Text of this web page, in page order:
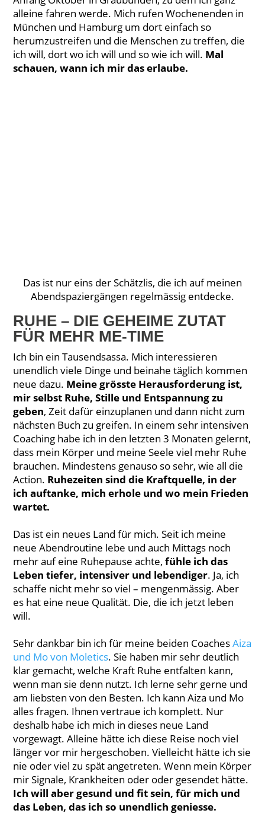
alleine fahren werde. Mich rufen Wochenenden in
München und Hamburg um dort einfach so
herumzustreifen und die Menschen zu treffen, die
ich will, dort wo ich will und so wie ich will. Mal
schauen, wann ich mir das erlaube.
Das ist nur eins der Schätzlis, die ich auf meinen
Abendspaziergängen regelmässig entdecke.
RUHE – DIE GEHEIME ZUTAT
FÜR MEHR ME-TIME
Ich bin ein Tausendsassa. Mich interessieren
unendlich viele Dinge und beinahe täglich kommen
neue dazu. Meine grösste Herausforderung ist,
mir selbst Ruhe, Stille und Entspannung zu
geben, Zeit dafür einzuplanen und dann nicht zum
nächsten Buch zu greifen. In einem sehr intensiven
Coaching habe ich in den letzten 3 Monaten gelernt,
dass mein Körper und meine Seele viel mehr Ruhe
brauchen. Mindestens genauso so sehr, wie all die
Action. Ruhezeiten sind die Kraftquelle, in der
ich auftanke, mich erhole und wo mein Frieden
wartet.
Das ist ein neues Land für mich. Seit ich meine
neue Abendroutine lebe und auch Mittags noch
mehr auf eine Ruhepause achte,fühle ich das
Leben tiefer, intensiver und lebendiger. Ja, ich
schaffe nicht mehr so viel – mengenmässig. Aber
es hat eine neue Qualität. Die, die ich jetzt leben
will.
Sehr dankbar bin ich für meine beiden CoachesAiza
und Mo von Moletics. Sie haben mir sehr deutlich
klar gemacht, welche Kraft Ruhe entfalten kann,
wenn man sie denn nutzt. Ich lerne sehr gerne und
am liebsten von den Besten. Ich kann Aiza und Mo
alles fragen. Ihnen vertraue ich komplett. Nur
deshalb habe ich mich in dieses neue Land
vorgewagt. Alleine hätte ich diese Reise noch viel
länger vor mir hergeschoben. Vielleicht hätte ich sie
nie oder viel zu spät angetreten. Wenn mein Körper
mir Signale, Krankheiten oder oder gesendet hätte.
Ich will aber gesund und fit sein, für mich und
das Leben, das ich so unendlich geniesse.